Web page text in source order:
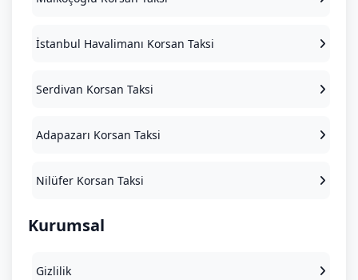
İstanbul Havalimanı Korsan Taksi
Serdivan Korsan Taksi
Adapazarı Korsan Taksi
Nilüfer Korsan Taksi
Kurumsal
Gizlilik